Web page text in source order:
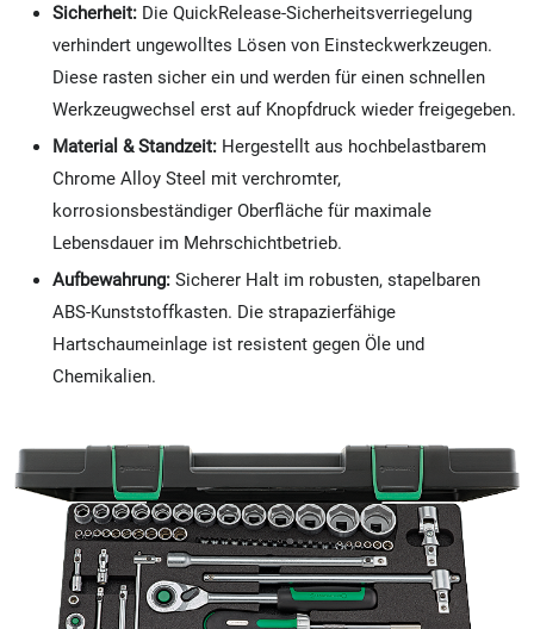
Sicherheit: Die QuickRelease-Sicherheitsverriegelung
verhindert ungewolltes Lösen von Einsteckwerkzeugen.
Diese rasten sicher ein und werden für einen schnellen
Werkzeugwechsel erst auf Knopfdruck wieder freigegeben.
Material & Standzeit: Hergestellt aus hochbelastbarem
Chrome Alloy Steel mit verchromter,
korrosionsbeständiger Oberfläche für maximale
Lebensdauer im Mehrschichtbetrieb.
Aufbewahrung: Sicherer Halt im robusten, stapelbaren
ABS-Kunststoffkasten. Die strapazierfähige
Hartschaumeinlage ist resistent gegen Öle und
Chemikalien.